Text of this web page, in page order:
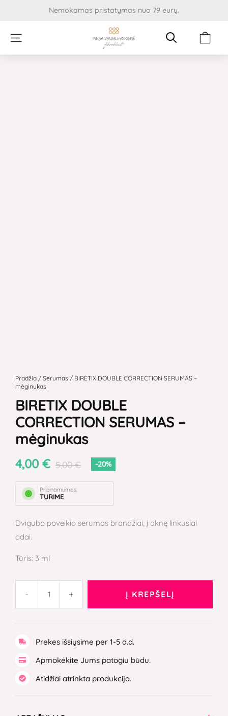
Nemokamas pristatymas nuo 79 eurų.
Cart
Pradžia / Serumas / BIRETIX DOUBLE CORRECTION SERUMAS –
mėginukas
BIRETIX DOUBLE
CORRECTION SERUMAS –
mėginukas
4,00 € 5,00€ -20%
Prieinamumas:
TURIME
Dvigubo poveikio serumas brandžiai, į aknę linkusiai
odai.
Tūris: 3 ml
-
kiekis:
BIRETIX
DOUBLE
CORRECTION
SERUMAS
+ Į KREPŠELĮ
Prekes išsiųsime per 1-5 d.d.
Apmokėkite Jums patogiu būdu.
Atidžiai atrinkta produkcija.